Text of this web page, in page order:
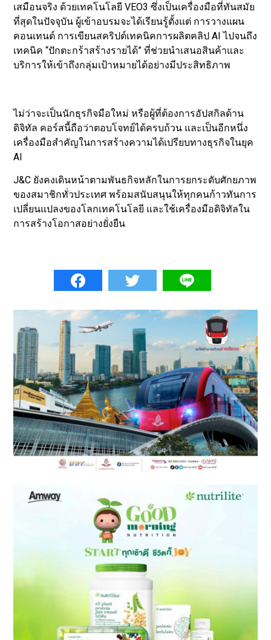
เสมือนจริง ด้วยเทคโนโลยี VEO3 ซึ่งเป็นเครื่องมือที่ทันสมัย
ที่สุดในปัจจุบัน ผู้เข้าอบรมจะได้เรียนรู้ตั้งแต่ การวางแผน
คอนเทนต์ การเขียนสคริปต์เทคนิคการผลิตคลิป AI ไปจนถึง
เทคนิค “ปักตะกร้าสร้างรายได้” ที่ช่วยนำเสนอสินค้าและ
บริการให้เข้าถึงกลุ่มเป้าหมายได้อย่างมีประสิทธิภาพ
ไม่ว่าจะเป็นนักธุรกิจมือใหม่ หรือผู้ที่ต้องการอัปสกิลด้าน
ดิจิทัล คอร์สนี้ถือว่าตอบโจทย์ได้ครบถ้วน และเป็นอีกหนึ่ง
เครื่องมือสำคัญในการสร้างความได้เปรียบทางธุรกิจในยุค
AI
J&C ยังคงเดินหน้าตามพันธกิจหลักในการยกระดับศักยภาพ
ของสมาชิกทั่วประเทศ พร้อมสนับสนุนให้ทุกคนก้าวทันการ
เปลี่ยนแปลงของโลกเทคโนโลยี และใช้เครื่องมือดิจิทัลใน
การสร้างโอกาสอย่างยั่งยืน